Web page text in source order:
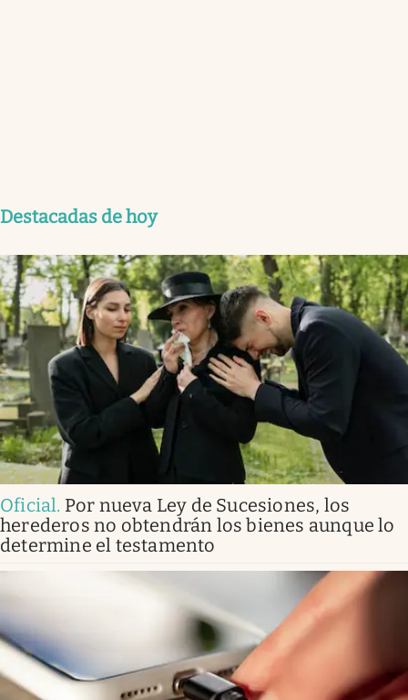
Destacadas de hoy
Oficial. Por nueva Ley de Sucesiones, los
herederos no obtendrán los bienes aunque lo
determine el testamento